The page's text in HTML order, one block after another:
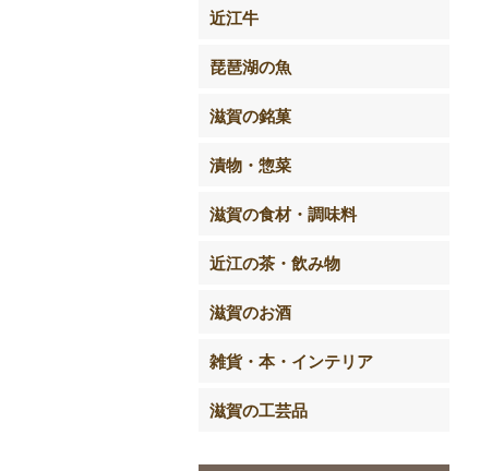
近江牛
琵琶湖の魚
滋賀の銘菓
漬物・惣菜
滋賀の食材・調味料
近江の茶・飲み物
滋賀のお酒
雑貨・本・インテリア
滋賀の工芸品